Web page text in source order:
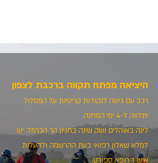
היציאה מפתח תקווה ברכבת לצפון
רכב עם גישה לנקודות קריטיות על המסלול
יתלווה ל-4 ימי המחנה.
לינה באוהלים ושק שינה בחניון הר הכרמל. יש
למלא שאלון רפואי בעת ההרשמה ולהעלות
אישור רופא ספורט.